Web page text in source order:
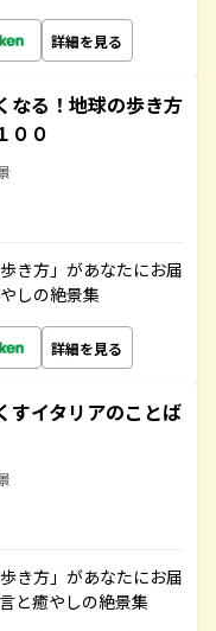
詳細を見る
なる！地球の歩き方
００
き方」があなたにお届
しの絶景集
詳細を見る
すイタリアのことば
き方」があなたにお届
と癒やしの絶景集